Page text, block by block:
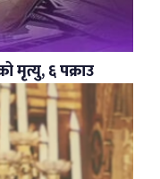
मृत्यु, ६ पक्राउ